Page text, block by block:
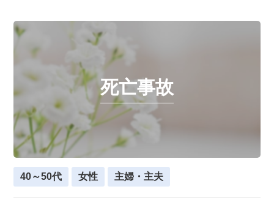
死亡事故
40～50代 女性 主婦・主夫